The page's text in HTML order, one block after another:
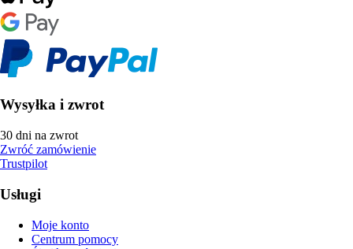
Wysyłka i zwrot
30 dni na zwrot
Zwróć zamówienie
Trustpilot
Usługi
Moje konto
Centrum pomocy